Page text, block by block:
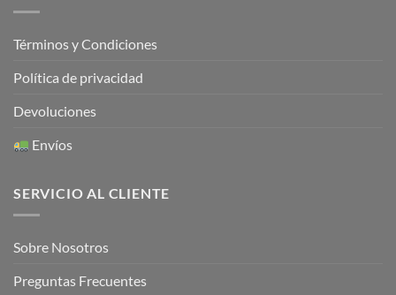
Términos y Condiciones
Política de privacidad
Devoluciones
Envíos
SERVICIO AL CLIENTE
Sobre Nosotros
Preguntas Frecuentes